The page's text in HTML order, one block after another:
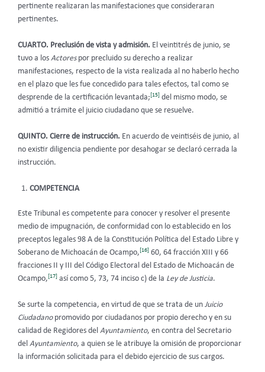
pertinente realizaran las manifestaciones que consideraran
pertinentes.
CUARTO. Preclusión de vista y admisión. El veintitrés de junio, se
tuvo a los Actorespor precluido su derecho a realizar
manifestaciones, respecto de la vista realizada al no haberlo hecho
en el plazo que les fue concedido para tales efectos, tal como se
desprende de la certificación levantada;[15] del mismo modo, se
admitió a trámite el juicio ciudadano que se resuelve.
QUINTO. Cierre de instrucción. En acuerdo de veintiséis de junio, al
no existir diligencia pendiente por desahogar se declaró cerrada la
instrucción.
COMPETENCIA
Este Tribunal es competente para conocer y resolver el presente
medio de impugnación, de conformidad con lo establecido en los
preceptos legales 98 A de la Constitución Política del Estado Libre y
Soberano de Michoacán de Ocampo,[16] 60, 64 fracción XIII y 66
fracciones II y III del Código Electoral del Estado de Michoacán de
Ocampo,[17] así como 5, 73, 74 inciso c) de la Ley de Justicia.
Se surte la competencia, en virtud de que se trata de un Juicio
Ciudadanopromovido por ciudadanos por propio derecho y en su
calidad de Regidores del Ayuntamiento, en contra del Secretario
del Ayuntamiento, a quien se le atribuye la omisión de proporcionar
la información solicitada para el debido ejercicio de sus cargos.